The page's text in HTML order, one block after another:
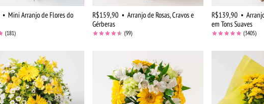
• Mini Arranjo de Flores do
(181)
R$159,90 • Arranjo de Rosas, Cravos e
Gérberas
(99)
R$139,90 •
em Tons Suaves
(3405)